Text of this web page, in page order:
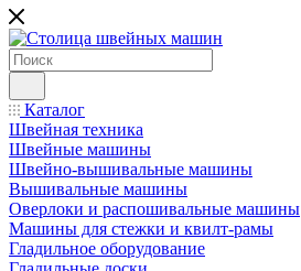
Каталог
Швейная техника
Швейные машины
Швейно-вышивальные машины
Вышивальные машины
Оверлоки и распошивальные машины
Машины для стежки и квилт-рамы
Гладильное оборудование